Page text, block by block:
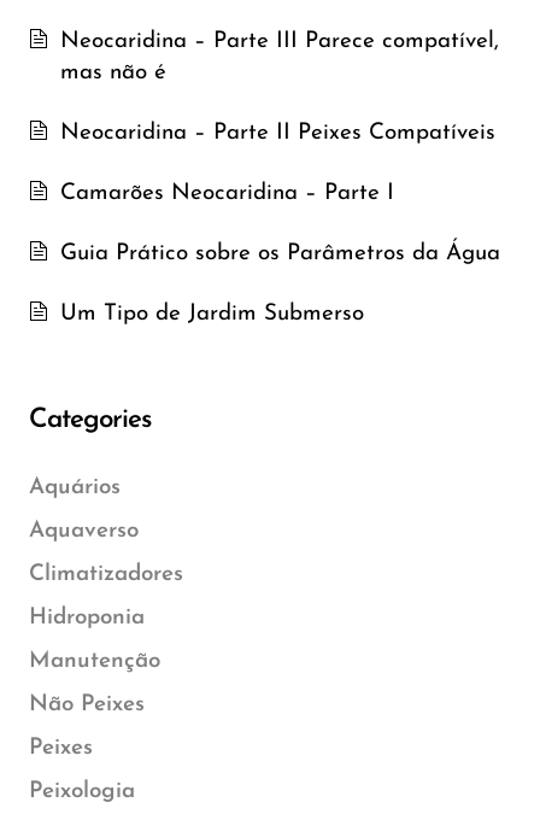
Neocaridina – Parte III Parece compatível,
mas não é
Neocaridina – Parte II Peixes Compatíveis
Camarões Neocaridina – Parte I
Guia Prático sobre os Parâmetros da Água
Um Tipo de Jardim Submerso
Categories
Aquários
Aquaverso
Climatizadores
Hidroponia
Manutenção
Não Peixes
Peixes
Peixologia